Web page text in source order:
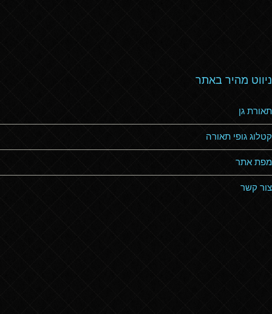
ניווט מהיר באתר
תאורת גן
קטלוג גופי תאורה
מפת אתר
צור קשר